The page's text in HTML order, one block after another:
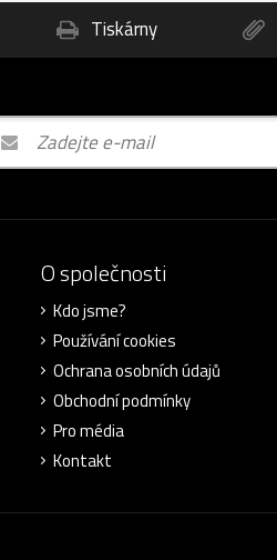
Tiskárny
O společnosti
Kdo jsme?
Používání cookies
Ochrana osobních údajů
Obchodní podmínky
Pro média
Kontakt